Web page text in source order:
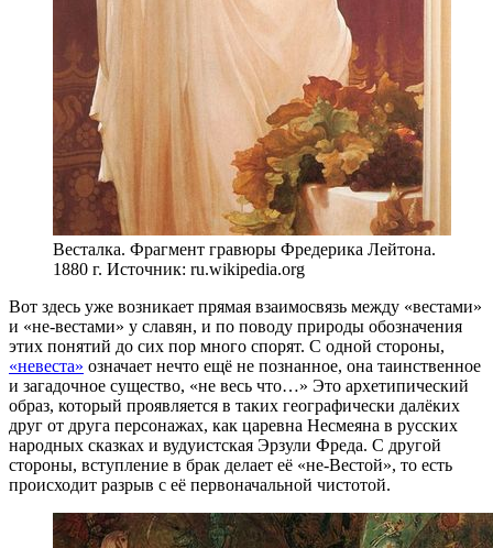
Весталка. Фрагмент гравюры Фредерика Лейтона.
1880 г. Источник: ru.wikipedia.org
Вот здесь уже возникает прямая взаимосвязь между «вестами»
и «не-вестами» у славян, и по поводу природы обозначения
этих понятий до сих пор много спорят. С одной стороны,
«невеста» означает нечто ещё не познанное, она таинственное
и загадочное существо, «не весь что…» Это архетипический
образ, который проявляется в таких географически далёких
друг от друга персонажах, как царевна Несмеяна в русских
народных сказках и вудуистская Эрзули Фреда. С другой
стороны, вступление в брак делает её «не-Вестой», то есть
происходит разрыв с её первоначальной чистотой.